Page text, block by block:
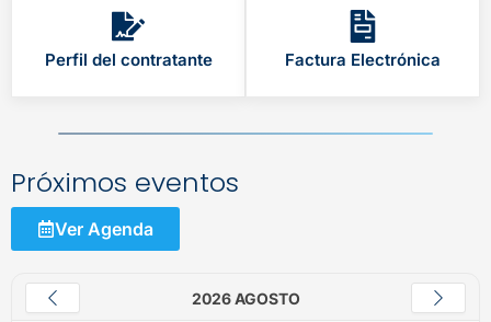
Perfil del contratante Factura Electrónica
Próximos eventos
Ver Agenda
2026 AGOSTO